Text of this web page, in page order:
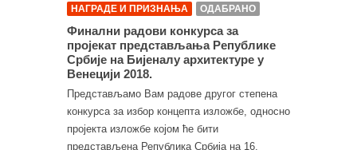
НАГРАДЕ И ПРИЗНАЊА
ОДАБРАНО
Финални радови конкурса за
пројекат представљања Републике
Србије на Бијеналу архитектуре у
Венецији 2018.
Представљамо Вам радове другог степена
конкурса за избор концепта изложбе, односно
пројекта изложбе којом ће бити
представљена Република Србија на 16.